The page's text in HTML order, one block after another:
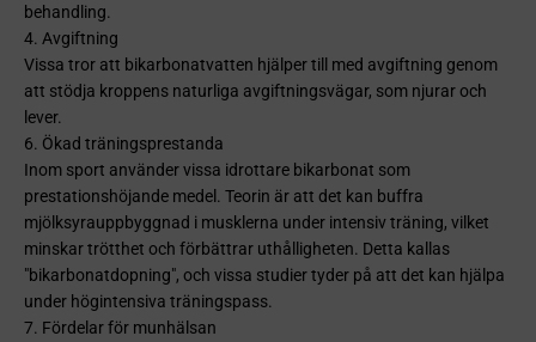
behandling.
4. Avgiftning
Vissa tror att bikarbonatvatten hjälper till med avgiftning genom
att stödja kroppens naturliga avgiftningsvägar, som njurar och
lever.
6. Ökad träningsprestanda
Inom sport använder vissa idrottare bikarbonat som
prestationshöjande medel. Teorin är att det kan buffra
mjölksyrauppbyggnad i musklerna under intensiv träning, vilket
minskar trötthet och förbättrar uthålligheten. Detta kallas
"bikarbonatdopning", och vissa studier tyder på att det kan hjälpa
under högintensiva träningspass.
7. Fördelar för munhälsan